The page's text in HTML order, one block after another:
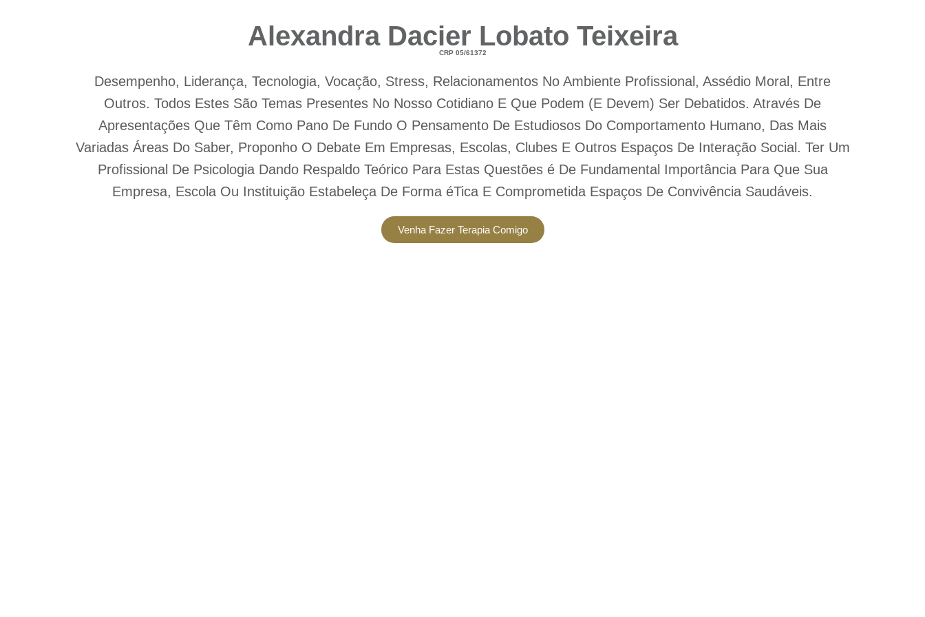
Alexandra Dacier Lobato Teixeira
CRP 05/61372
Desempenho, Liderança, Tecnologia, Vocação, Stress, Relacionamentos No Ambiente Profissional, Assédio Moral, Entre
Outros. Todos Estes São Temas Presentes No Nosso Cotidiano E Que Podem (E Devem) Ser Debatidos. Através De
Apresentações Que Têm Como Pano De Fundo O Pensamento De Estudiosos Do Comportamento Humano, Das Mais
Variadas Áreas Do Saber, Proponho O Debate Em Empresas, Escolas, Clubes E Outros Espaços De Interação Social. Ter Um
Profissional De Psicologia Dando Respaldo Teórico Para Estas Questões é De Fundamental Importância Para Que Sua
Empresa, Escola Ou Instituição Estabeleça De Forma éTica E Comprometida Espaços De Convivência Saudáveis.
Venha Fazer Terapia Comigo